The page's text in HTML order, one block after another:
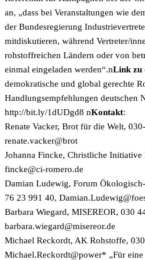
an, „dass bei Veranstaltungen wie
der Bundesregierung
mitdiskutieren, während Vertreter/
rohstoffreichen Ländern oder von
einmal eingeladen werden“.nLink zu
demokratische und global gerechte
Handlungsempfehlungen deutschen
http://bit.ly/1dUDgd8 nKontakt:
Renate Vacker, Brot für die Welt,
torb@rekcav.etaner
Johanna Fincke, Christliche
ed.oremor-ic@ekcnif
Damian Ludewig, Forum
76 23 991 40,
Barbara Wiegard, MISEREOR, 030
ed.roeresim@drageiw.arabrab
Michael Reckordt, AK Rohstoffe,
rewop@tdrokceR.leahciM* „Für